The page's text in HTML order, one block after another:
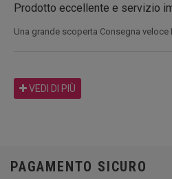
Prodotto eccellente e servizio
Una grande scoperta Consegna
VEDI DI PIÙ
PAGAMENTO SICURO